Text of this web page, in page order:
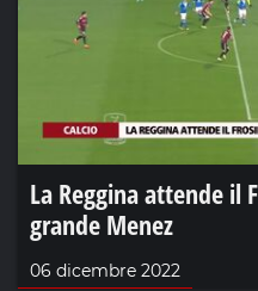
La Reggina attende il
grande Menez
06 dicembre 2022